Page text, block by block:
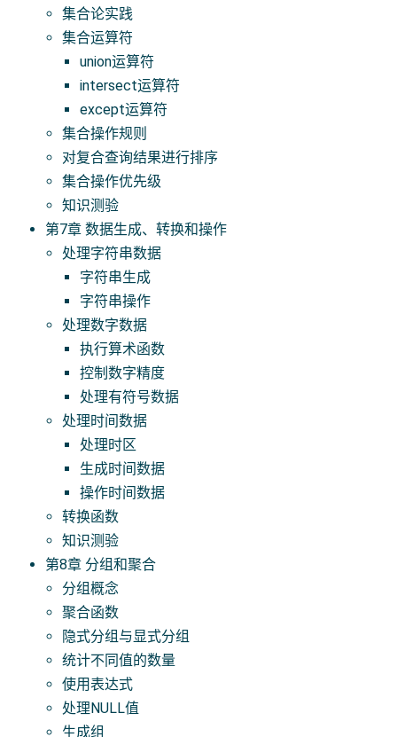
集合论实践
集合运算符
union运算符
intersect运算符
except运算符
集合操作规则
对复合查询结果进行排序
集合操作优先级
知识测验
第7章 数据生成、转换和操作
处理字符串数据
字符串生成
字符串操作
处理数字数据
执行算术函数
控制数字精度
处理有符号数据
处理时间数据
处理时区
生成时间数据
操作时间数据
转换函数
知识测验
第8章 分组和聚合
分组概念
聚合函数
隐式分组与显式分组
统计不同值的数量
使用表达式
处理NULL值
生成组